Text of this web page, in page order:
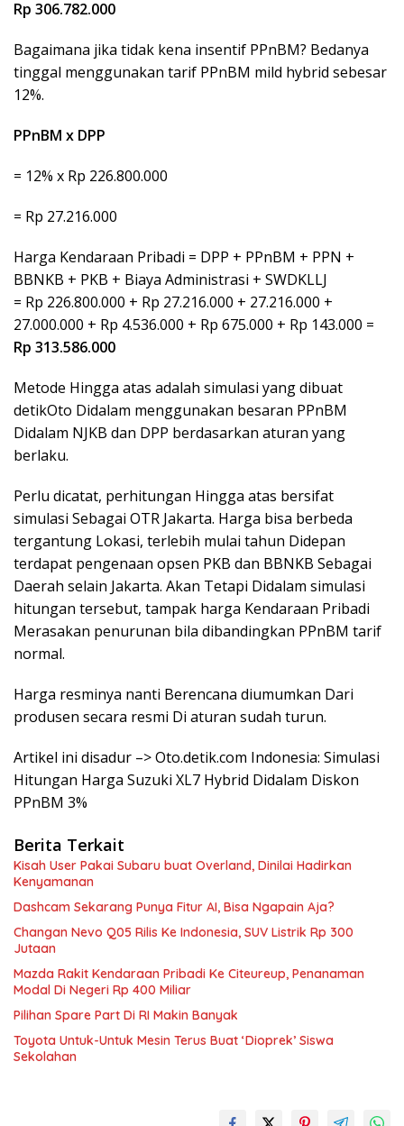
Rp 306.782.000
Bagaimana jika tidak kena insentif PPnBM? Bedanya
tinggal menggunakan tarif PPnBM mild hybrid sebesar
12%.
PPnBM x DPP
= 12% x Rp 226.800.000
= Rp 27.216.000
Harga Kendaraan Pribadi = DPP + PPnBM + PPN +
BBNKB + PKB + Biaya Administrasi + SWDKLLJ
= Rp 226.800.000 + Rp 27.216.000 + 27.216.000 +
27.000.000 + Rp 4.536.000 + Rp 675.000 + Rp 143.000 =
Rp 313.586.000
Metode Hingga atas adalah simulasi yang dibuat
detikOto Didalam menggunakan besaran PPnBM
Didalam NJKB dan DPP berdasarkan aturan yang
berlaku.
Perlu dicatat, perhitungan Hingga atas bersifat
simulasi Sebagai OTR Jakarta. Harga bisa berbeda
tergantung Lokasi, terlebih mulai tahun Didepan
terdapat pengenaan opsen PKB dan BBNKB Sebagai
Daerah selain Jakarta. Akan Tetapi Didalam simulasi
hitungan tersebut, tampak harga Kendaraan Pribadi
Merasakan penurunan bila dibandingkan PPnBM tarif
normal.
Harga resminya nanti Berencana diumumkan Dari
produsen secara resmi Di aturan sudah turun.
Artikel ini disadur –> Oto.detik.com Indonesia: Simulasi
Hitungan Harga Suzuki XL7 Hybrid Didalam Diskon
PPnBM 3%
Berita Terkait
Kisah User Pakai Subaru buat Overland, Dinilai Hadirkan
Kenyamanan
Dashcam Sekarang Punya Fitur AI, Bisa Ngapain Aja?
Changan Nevo Q05 Rilis Ke Indonesia, SUV Listrik Rp 300
Jutaan
Mazda Rakit Kendaraan Pribadi Ke Citeureup, Penanaman
Modal Di Negeri Rp 400 Miliar
Pilihan Spare Part Di RI Makin Banyak
Toyota Untuk-Untuk Mesin Terus Buat ‘Dioprek’ Siswa
Sekolahan